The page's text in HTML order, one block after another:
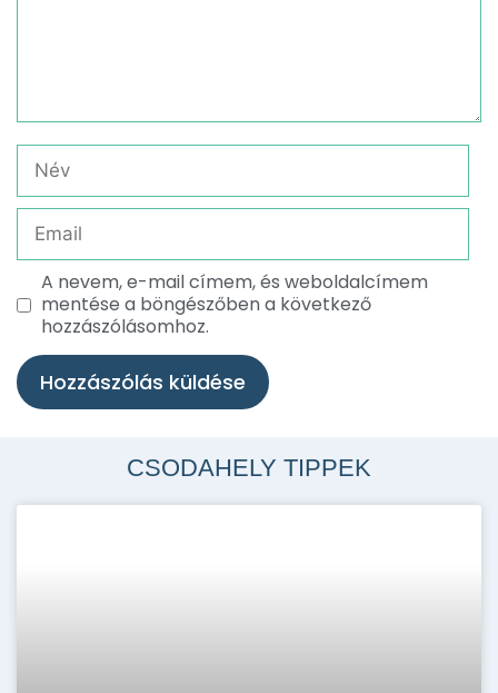
A nevem, e-mail címem, és weboldalcímem
mentése a böngészőben a következő
hozzászólásomhoz.
CSODAHELY TIPPEK